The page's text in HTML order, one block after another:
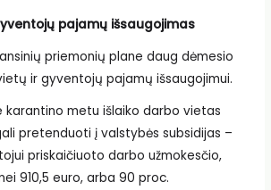
pajamų išsaugojimas
priemonių plane daug dėmesio
ir gyventojų pajamų išsaugojimui.
karantino metu išlaiko darbo vietas
pretenduoti į valstybės subsidijas –
priskaičiuoto darbo užmokesčio,
910,5 euro, arba 90 proc.